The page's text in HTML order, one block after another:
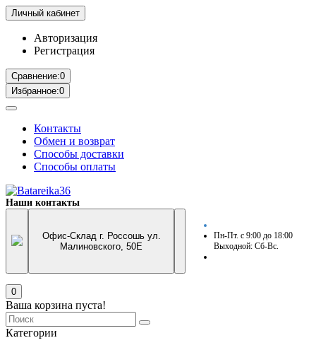
Личный кабинет
Авторизация
Регистрация
Сравнение:0
Избранное:0
Контакты
Обмен и возврат
Способы доставки
Способы оплаты
Наши контакты
Офис-Склад г. Россошь ул.
Малиновского, 50Е
Пн-Пт. с 9:00 до 18:00
Выходной: Сб-Вс.
0
Ваша корзина пуста!
Категории